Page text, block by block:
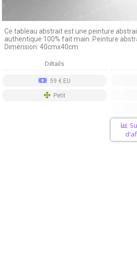
Ce tableau abstrait est une peinture
authentique 100% fait main. Peinture
Dimension: 40cmx40cm
Détails
59 € EU
Petit